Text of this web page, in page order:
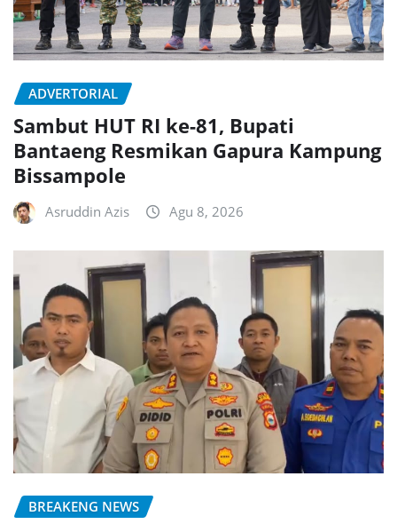
ADVERTORIAL
Sambut HUT RI ke-81, Bupati
Bantaeng Resmikan Gapura Kampung
Bissampole
Asruddin Azis Agu 8, 2026
BREAKENG NEWS